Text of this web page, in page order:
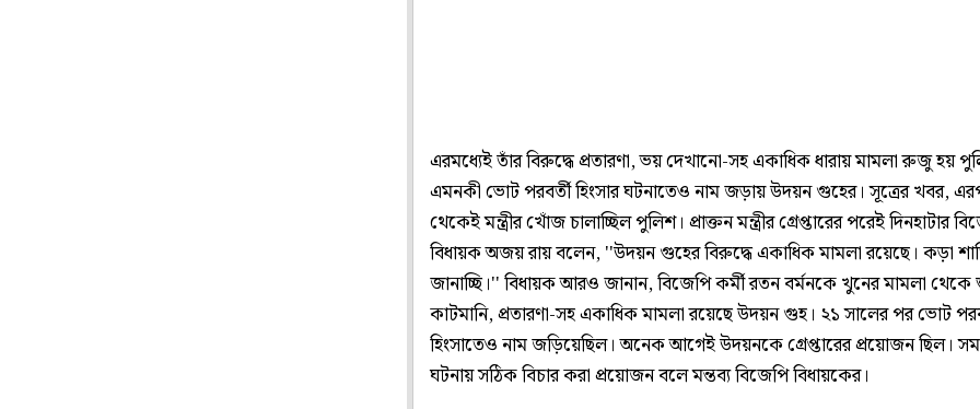
এরমধ্যেই তাঁর বিরুদ্ধে প্রতারণা, ভয় দেখানো-সহ একাধিক ধারায় মামলা রুজু হয়
এমনকী ভোট পরবর্তী হিংসার ঘটনাতেও নাম জড়ায় উদয়ন গুহের। সূত্রের খবর,
থেকেই মন্ত্রীর খোঁজ চালাচ্ছিল পুলিশ। প্রাক্তন মন্ত্রীর গ্রেপ্তারের পরেই দিনহাটার
বিধায়ক অজয় রায় বলেন, ''উদয়ন গুহের বিরুদ্ধে একাধিক মামলা রয়েছে। কড়া
জানাচ্ছি।'' বিধায়ক আরও জানান, বিজেপি কর্মী রতন বর্মনকে খুনের মামলা
কাটমানি, প্রতারণা-সহ একাধিক মামলা রয়েছে উদয়ন গুহ। ২১ সালের পর ভোট
হিংসাতেও নাম জড়িয়েছিল। অনেক আগেই উদয়নকে গ্রেপ্তারের প্রয়োজন ছিল।
ঘটনায় সঠিক বিচার করা প্রয়োজন বলে মন্তব্য বিজেপি বিধায়কের।